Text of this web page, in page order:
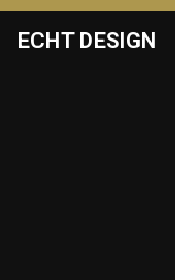
ECHT DESIGN